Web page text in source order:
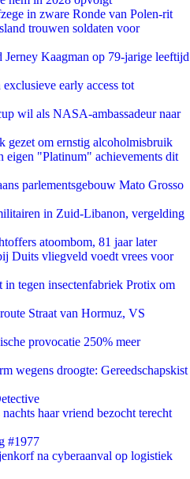
in zware Ronde van Polen-rit
trouwen soldaten voor
Kaagman op 79-jarige leeftijd
early access tot
wil als NASA-ambassadeur naar
gezet om ernstig alcoholmisbruik
"Platinum" achievements dit
parlementsgebouw Mato Grosso
in Zuid-Libanon, vergelding
atoombom, 81 jaar later
Duits vliegveld voedt vrees voor
tegen insectenfabriek Protix om
Straat van Hormuz, VS
provocatie 250% meer
wegens droogte: Gereedschapskist
haar vriend bezocht terecht
#1977
na cyberaanval op logistiek